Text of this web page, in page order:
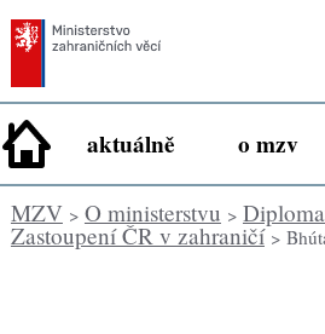
aktuálně o mzv
MZV> O ministerstvu >
Zastoupení ČR v zahraničí>